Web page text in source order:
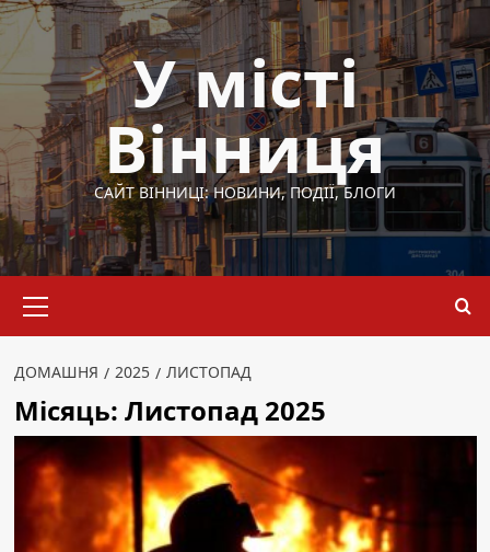
Перейти
до
вмісту
У місті
Вінниця
САЙТ ВІННИЦІ: НОВИНИ, ПОДІЇ, БЛОГИ
меню
ДОМАШНЯ 2025 ЛИСТОПАД
Місяць: Листопад 2025